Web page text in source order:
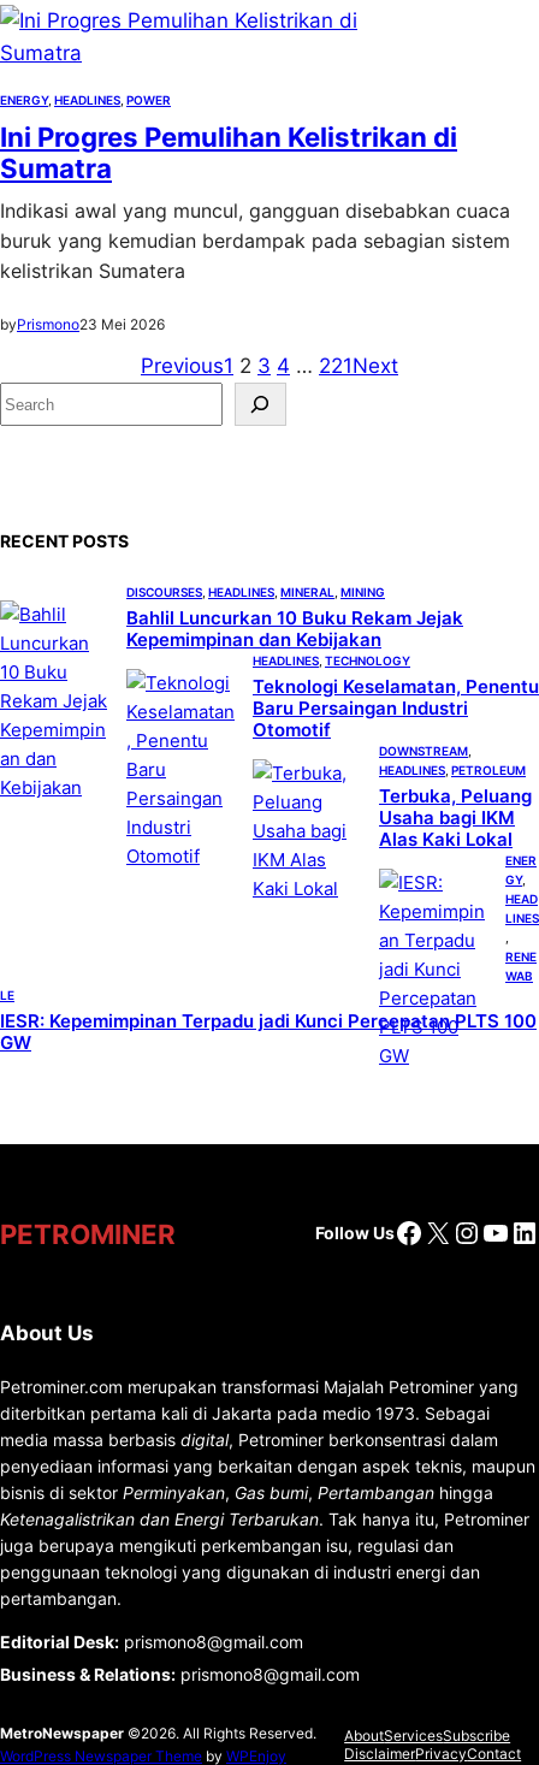
ENERGY, HEADLINES POWER
Ini Progres Pemulihan Kelistrikan di
Sumatra
Indikasi awal yang muncul, gangguan disebabkan cuaca
buruk yang kemudian berdampak pada sebagian sistem
kelistrikan Sumatera
byPrismono23 Mei 2026
Previous1 2 3 4 … 221Next
S
e
RECENT POSTS
DISCOURSES HEADLINES MINERAL MINING
Bahlil Luncurkan 10 Buku Rekam Jejak
Kepemimpinan dan Kebijakan
HEADLINES TECHNOLOGY
Teknologi Keselamatan, Penentu
Baru Persaingan Industri
Otomotif
DOWNSTREAM
HEADLINES PETROLEUM
Terbuka, Peluang
Usaha bagi IKM
Alas Kaki Lokal
ENER
GY
HEAD
LINES
RENE
WAB
LE
IESR: Kepemimpinan Terpadu jadi Kunci Percepatan PLTS 100
GW
PETROMINER Follow UsFacebook
X
About Us
Petrominer.com merupakan transformasi Majalah Petrominer yang
diterbitkan pertama kali di Jakarta pada medio 1973. Sebagai
media massa berbasis digital, Petrominer berkonsentrasi dalam
penyediaan informasi yang berkaitan dengan aspek teknis, maupun
bisnis di sektor Perminyakan, Gas bumi, Pertambangan hingga
Ketenagalistrikan dan Energi Terbarukan. Tak hanya itu, Petrominer
juga berupaya mengikuti perkembangan isu, regulasi dan
penggunaan teknologi yang digunakan di industri energi dan
pertambangan.
Editorial Desk: prismono8@gmail.com
Business & Relations: prismono8@gmail.com
MetroNewspaper ©2026. All Rights Reserved.
WordPress Newspaper Theme by WPEnjoy
AboutServicesSubscribe
DisclaimerPrivacyContact